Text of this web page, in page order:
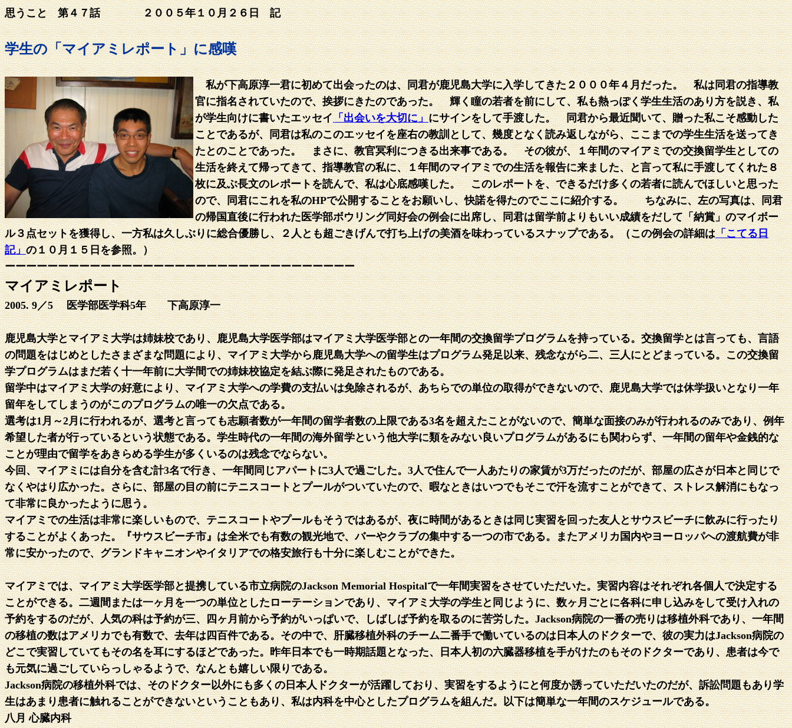
思うこと 第４７話 ２００５年１０月２６日 記
学生の「マイアミレポート」に感嘆
私が下高原淳一君に初めて出会ったのは、同君が鹿児島大学に入学してきた２０００年４月だった。 私は同君の指導教
官に指名されていたので、挨拶にきたのであった。 輝く瞳の若者を前にして、私も熱っぽく学生生活のあり方を説き、私
が学生向けに書いたエッセイ「出会いを大切に」にサインをして手渡した。 同君から最近聞いて、贈った私こそ感動した
ことであるが、同君は私のこのエッセイを座右の教訓として、幾度となく読み返しながら、ここまでの学生生活を送ってき
たとのことであった。 まさに、教官冥利につきる出来事である。 その彼が、１年間のマイアミでの交換留学生としての
生活を終えて帰ってきて、指導教官の私に、１年間のマイアミでの生活を報告に来ました、と言って私に手渡してくれた８
枚に及ぶ長文のレポートを読んで、私は心底感嘆した。 このレポートを、できるだけ多くの若者に読んでほしいと思った
ので、同君にこれを私のHPで公開することをお願いし、快諾を得たのでここに紹介する。 ちなみに、左の写真は、同君
の帰国直後に行われた医学部ボウリング同好会の例会に出席し、同君は留学前よりもいい成績をだして「納賞」のマイボー
ル３点セットを獲得し、一方私は久しぶりに総合優勝し、２人とも超ごきげんで打ち上げの美酒を味わっているスナップである。（この例会の詳細は「こてる日
記」の１０月１５日を参照。）
ーーーーーーーーーーーーーーーーーーーーーーーーーーーーーーーーー
マイアミレポート
2005. 9／5 医学部医学科5年 下高原淳一
鹿児島大学とマイアミ大学は姉妹校であり、鹿児島大学医学部はマイアミ大学医学部との一年間の交換留学プログラムを持っている。交換留学とは言っても、言語
の問題をはじめとしたさまざまな問題により、マイアミ大学から鹿児島大学への留学生はプログラム発足以来、残念ながら二、三人にとどまっている。この交換留
学プログラムはまだ若く十一年前に大学間での姉妹校協定を結ぶ際に発足されたものである。
留学中はマイアミ大学の好意により、マイアミ大学への学費の支払いは免除されるが、あちらでの単位の取得ができないので、鹿児島大学では休学扱いとなり一年
留年をしてしまうのがこのプログラムの唯一の欠点である。
選考は1月～2月に行われるが、選考と言っても志願者数が一年間の留学者数の上限である3名を超えたことがないので、簡単な面接のみが行われるのみであり、例年
希望した者が行っているという状態である。学生時代の一年間の海外留学という他大学に類をみない良いプログラムがあるにも関わらず、一年間の留年や金銭的な
ことが理由で留学をあきらめる学生が多くいるのは残念でならない。
今回、マイアミには自分を含む計3名で行き、一年間同じアパートに3人で過ごした。3人で住んで一人あたりの家賃が3万だったのだが、部屋の広さが日本と同じで
なくやはり広かった。さらに、部屋の目の前にテニスコートとプールがついていたので、暇なときはいつでもそこで汗を流すことができて、ストレス解消にもなっ
て非常に良かったように思う。
マイアミでの生活は非常に楽しいもので、テニスコートやプールもそうではあるが、夜に時間があるときは同じ実習を回った友人とサウスビーチに飲みに行ったり
することがよくあった。『サウスビーチ市』は全米でも有数の観光地で、バーやクラブの集中する一つの市である。またアメリカ国内やヨーロッパへの渡航費が非
常に安かったので、グランドキャニオンやイタリアでの格安旅行も十分に楽しむことができた。
マイアミでは、マイアミ大学医学部と提携している市立病院のJackson Memorial Hospitalで一年間実習をさせていただいた。実習内容はそれぞれ各個人で決定する
ことができる。二週間または一ヶ月を一つの単位としたローテーションであり、マイアミ大学の学生と同じように、数ヶ月ごとに各科に申し込みをして受け入れの
予約をするのだが、人気の科は予約が三、四ヶ月前から予約がいっぱいで、しばしば予約を取るのに苦労した。Jackson病院の一番の売りは移植外科であり、一年間
の移植の数はアメリカでも有数で、去年は四百件である。その中で、肝臓移植外科のチーム二番手で働いているのは日本人のドクターで、彼の実力はJackson病院の
どこで実習していてもその名を耳にするほどであった。昨年日本でも一時期話題となった、日本人初の六臓器移植を手がけたのもそのドクターであり、患者は今で
も元気に過ごしていらっしゃるようで、なんとも嬉しい限りである。
Jackson病院の移植外科では、そのドクター以外にも多くの日本人ドクターが活躍しており、実習をするようにと何度か誘っていただいたのだが、訴訟問題もあり学
生はあまり患者に触れることができないということもあり、私は内科を中心としたプログラムを組んだ。以下は簡単な一年間のスケジュールである。
八月 心臓内科